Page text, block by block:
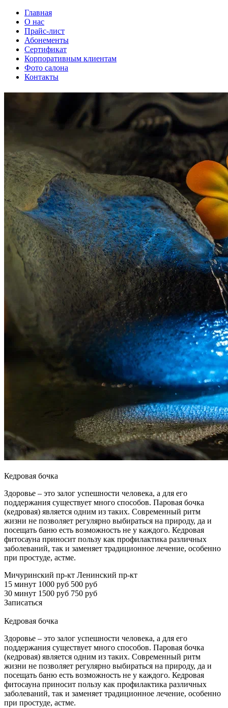
Главная
О нас
Прайс-лист
Абонементы
Сертификат
Корпоративным клиентам
Фото салона
Контакты
Кедровая бочка
Здоровье – это залог успешности человека, а для его
поддержания существует много способов. Паровая бочка
(кедровая) является одним из таких. Современный ритм
жизни не позволяет регулярно выбираться на природу, да и
посещать баню есть возможность не у каждого. Кедровая
фитосауна приносит пользу как профилактика различных
заболеваний, так и заменяет традиционное лечение, особенно
при простуде, астме.
Мичуринский пр-кт Ленинский пр-кт
15 минут 1000 руб 500 руб
30 минут 1500 руб 750 руб
Записаться
Кедровая бочка
Здоровье – это залог успешности человека, а для его
поддержания существует много способов. Паровая бочка
(кедровая) является одним из таких. Современный ритм
жизни не позволяет регулярно выбираться на природу, да и
посещать баню есть возможность не у каждого. Кедровая
фитосауна приносит пользу как профилактика различных
заболеваний, так и заменяет традиционное лечение, особенно
при простуде, астме.